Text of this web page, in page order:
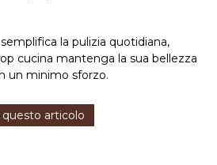
la pulizia quotidiana,
cucina mantenga la sua bellezza
un minimo sforzo.
articolo